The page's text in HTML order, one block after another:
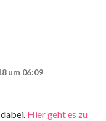
um 06:09
Hier geht es zu